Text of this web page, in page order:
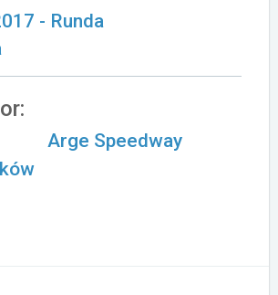
- Runda
Arge Speedway